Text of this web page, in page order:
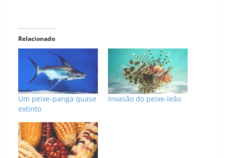
Relacionado
Um peixe-panga quase
extinto
Invasão do peixe-leão